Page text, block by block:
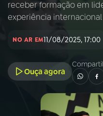
receber formação em
experiência internacional
NO AR EM11/08/2025, 17:00
Ouça agora